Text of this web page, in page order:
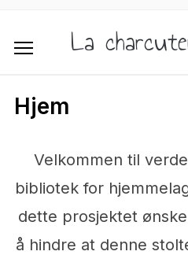
La
Hjem
Velkommen til
bibliotek for
dette prosjektet
å hindre at denne